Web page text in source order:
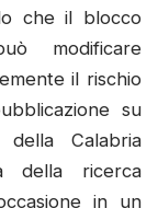
che il blocco
modificare
il rischio
su
Calabria
della ricerca
in un